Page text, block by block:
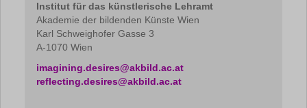
Institut für das künstlerische Lehramt
Akademie der bildenden Künste Wien
Karl Schweighofer Gasse 3
A-1070 Wien
imagining.desires@akbild.ac.at
reflecting.desires@akbild.ac.at